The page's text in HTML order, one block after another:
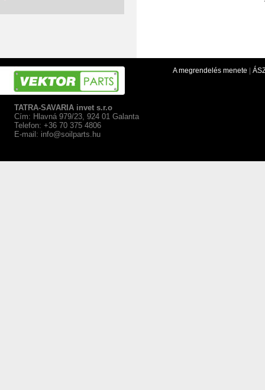
TATRA-SAVARIA invet s.r.o
Cím: Hlavná 979/23, 924 01 Galanta
Telefon: +36 70 375 4806
E-mail: info@soilparts.hu
A megrendelés menete